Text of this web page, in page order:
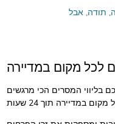
לכל מקום במדיירה
בליווי המסרים הכי מרגשים